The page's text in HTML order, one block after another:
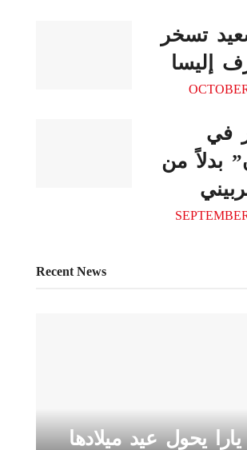
تسخر
إليسا
في
بدلاً من
Recent News
يحول عيد ميلادها